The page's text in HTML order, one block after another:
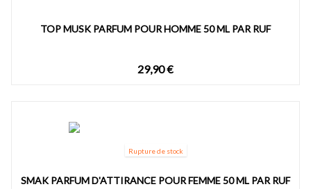
TOP MUSK PARFUM POUR HOMME 50 ML PAR RUF
29,90 €
Rupture de stock
SMAK PARFUM D'ATTIRANCE POUR FEMME 50 ML PAR RUF